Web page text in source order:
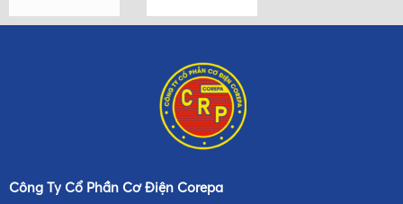
Công Ty Cổ Phần Cơ Điện Corepa